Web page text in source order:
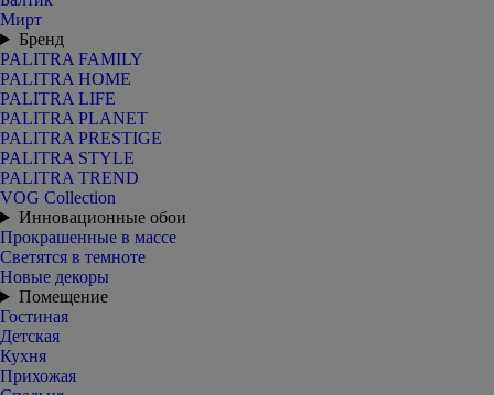
Мирт
Бренд
PALITRA FAMILY
PALITRA HOME
PALITRA LIFE
PALITRA PLANET
PALITRA PRESTIGE
PALITRA STYLE
PALITRA TREND
VOG Collection
Инновационные обои
Прокрашенные в массе
Светятся в темноте
Новые декоры
Помещение
Гостиная
Детская
Кухня
Прихожая